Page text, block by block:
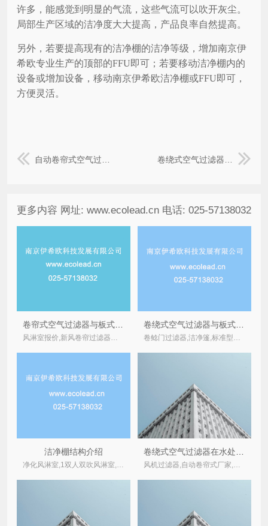
许多，能感觉到明显的气流，这些气流可以吹开灰尘。
局部生产区域的洁净度大大提高，产品良率自然提高。
另外，若要提高现有的洁净棚的洁净等级，增加南京伊
希欧专业生产的顶部的FFU即可；若要移动洁净棚内的
设备或增加设备，移动南京伊希欧洁净棚或FFU即可，
方便灵活。
自动卷帘式空气过滤器调试注意事项 卷绕式空气过滤器在水处理行业的应用解析
更多内容 网址: www.ecolead.cn 电话: 025-57138032
卷帘式空气过滤器与板式初效过滤器孰优孰劣，功能优缺点分析解剖
风淋室报价,新风卷帘过滤器在实际生产中的应用,不锈钢风淋房,净化洁净棚,卷轴式新风过滤器,电器,1双人双吹风淋室洁净室净化彩钢安装,风淋室制造商,针式过滤器,脱碳过滤器,袋式,
卷绕式空气过滤器与板式初效过滤器孰优孰劣，投入及运行成本分析解剖
卷鲶门过滤器,洁净篷,标准型自动卷绕式过滤器,新风卷帘过滤器在实际生产中的应用,自动卷帘式厂家,净化车间风淋室,rto,过滤室,卷帘式过滤器,电器,电动卷绕式过滤器洁净室及净化工程,
洁净棚结构介绍
净化风淋室,1双人双吹风淋室,直板型卷绕式过滤器,洁净棚ffu控制器,洁净工作棚,天津卷帘过滤器,洁净棚,卷帘式过滤器适用场合 风机过滤器,自动卷帘式厂家,南京卷帘式过滤器,卷轴式新风过滤器,卷挠式过滤器,卷帘空气过滤器价格,卷绕空气过滤器,卷帘式过滤器适用场合,自动卷帘过滤器价格,洁净室洁净棚